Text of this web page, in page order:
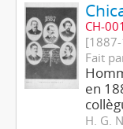
CH-
Fait
en
H. G.